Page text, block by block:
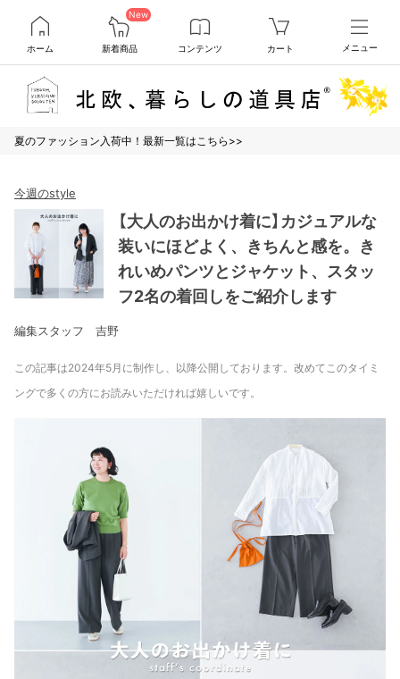
ホーム
New
新着商品 コンテンツ カート メニュー
夏のファッション入荷中！最新一覧はこちら>>
今週のstyle
【大人のお出かけ着に】カジュアルな
装いにほどよく、きちんと感を。き
れいめパンツとジャケット、スタッ
フ2名の着回しをご紹介します
編集スタッフ 吉野
この記事は2024年5月に制作し、以降公開しております。改めてこのタイミ
ングで多くの方にお読みいただければ嬉しいです。